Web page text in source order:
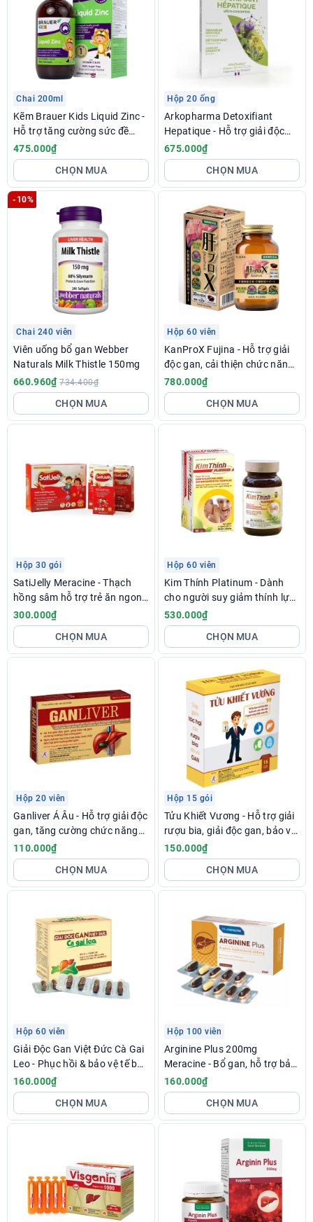
Chai 200ml
Kẽm Brauer Kids Liquid Zinc -
Hỗ trợ tăng cường sức đề
kháng
475.000₫
CHỌN MUA
Hộp 20 ống
Arkopharma Detoxifiant
Hepatique - Hỗ trợ giải độc
gan
675.000₫
CHỌN MUA
-10%
Chai 240 viên
Viên uống bổ gan Webber
Naturals Milk Thistle 150mg
660.960₫ 734.400₫
CHỌN MUA
Hộp 60 viên
KanProX Fujina - Hỗ trợ giải
độc gan, cải thiện chức năng
gan
780.000₫
CHỌN MUA
Hộp 30 gói
SatiJelly Meracine - Thạch
hồng sâm hỗ trợ trẻ ăn ngon,
tăng đề kháng
300.000₫
CHỌN MUA
Hộp 60 viên
Kim Thính Platinum - Dành
cho người suy giảm thính lực,
ù tai, nghe kém
530.000₫
CHỌN MUA
Hộp 20 viên
Ganliver Á Âu - Hỗ trợ giải độc
gan, tăng cường chức năng
gan
110.000₫
CHỌN MUA
Hộp 15 gói
Tửu Khiết Vương - Hỗ trợ giải
rượu bia, giải độc gan, bảo vệ
gan
150.000₫
CHỌN MUA
Hộp 60 viên
Giải Độc Gan Việt Đức Cà Gai
Leo - Phục hồi & bảo vệ tế bào
gan, giảm men gan
160.000₫
CHỌN MUA
Hộp 100 viên
Arginine Plus 200mg
Meracine - Bổ gan, hỗ trợ bảo
vệ tế bào gan
160.000₫
CHỌN MUA